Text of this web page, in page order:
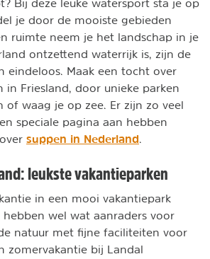
Bij deze leuke watersport sta je op
je door de mooiste gebieden
ruimte neem je het landschap in je
ontzettend waterrijk is, zijn de
eindeloos. Maak een tocht over
in Friesland, door unieke parken
of waag je op zee. Er zijn zo veel
speciale pagina aan hebben
suppen in Nederland
leukste vakantieparken
in een mooi vakantiepark
wel wat aanraders voor
natuur met fijne faciliteiten voor
zomervakantie bij Landal